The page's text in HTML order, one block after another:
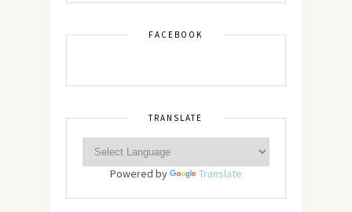
FACEBOOK
TRANSLATE
Powered by Translate